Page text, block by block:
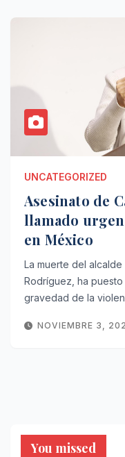
UNCATEGORIZED
Asesinato de
llamado
en México
La muerte del
Rodríguez, ha
gravedad de la
NOVIEMBRE 3,
You missed